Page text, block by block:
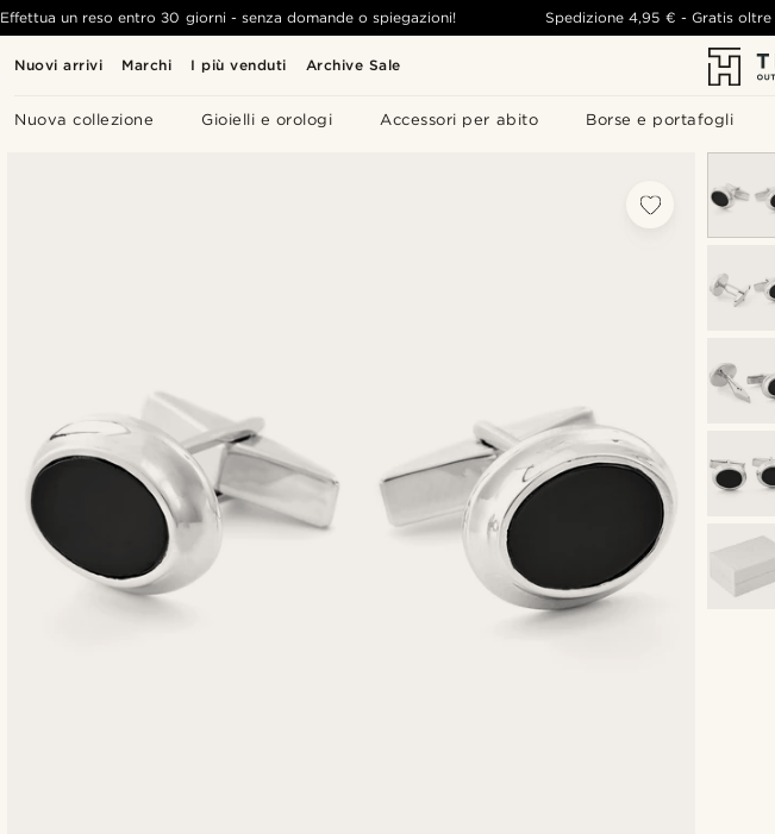
Nuovi arrivi Marchi I più venduti Archive Sale
Nuova collezione Gioielli e orologi Accessori per abito Borse e portafogli
Effettua un reso entro 30 giorni - senza domande o spiegazioni! Spedizione 4,95 € - Gratis oltre